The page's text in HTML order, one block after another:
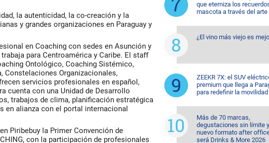
la autenticidad, la co-creación y la
y grandes organizaciones en Paraguay y
en Coaching con sedes en Asunción y
para Centroamérica y Caribe. El staff
Ontológico, Coaching Sistémico,
Constelaciones Organizacionales,
servicios profesionales en español,
cuenta con una Unidad de Desarrollo
trabajos de clima, planificación estratégica
en alianza con el portal internacional
Piribebuy la Primer Convención de
con la participación de profesionales
que eterniza los
mascota a través del arte
¿El vino más viejo es
ZEEKR 7X: el SUV
premium que llega a
para redefinir la movilidad
Más de 70 marcas,
degustaciones sin límite
nuevo formato after
será Drinks & More 2026